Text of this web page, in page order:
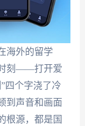
海外的留学
时刻——打开爱
四个字浇了冷
到声音和画面
根源，都是国